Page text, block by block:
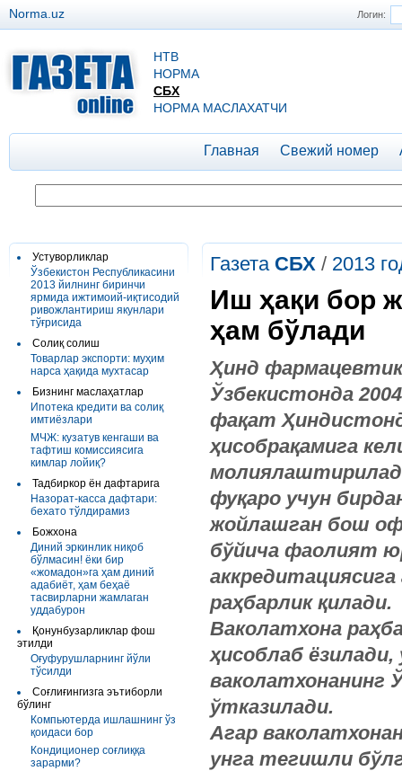
Логин:
Norma.uz
НТВ
НОРМА
СБХ
НОРМА МАСЛАХАТЧИ
Главная Свежий номер
Устуворликлар
Ўзбекистон Республикасини
2013 йилнинг биринчи
ярмида ижтимоий-иқтисодий
ривожлантириш якунлари
тўғрисида
Солиқ солиш
Товарлар экспорти: муҳим
нарса ҳақида мухтасар
Бизнинг маслаҳатлар
Ипотека кредити ва солиқ
имтиёзлари
МЧЖ: кузатув кенгаши ва
тафтиш комиссиясига
кимлар лойиқ?
Тадбиркор ён дафтарига
Назорат-касса дафтари:
бехато тўлдирамиз
Божхона
Диний эркинлик ниқоб
бўлмасин! ёки бир
«жомадон»га ҳам диний
адабиёт, ҳам беҳаё
тасвирларни жамлаган
уддабурон
Қонунбузарликлар фош
этилди
Оғуфурушларнинг йўли
тўсилди
Соғлиғингизга эътиборли
бўлинг
Компьютерда ишлашнинг ўз
қоидаси бор
Кондиционер соғлиққа
зарарми?
Газета СБХ / 2013
Иш ҳақи бор
ҳам бўлади
Ҳинд
Ўзбекистонда
фақат
ҳисобрақамига
фуқаро учун
жойлашган бош
бўйича фаолият
раҳбарлик қилади.
Ваколатхона
ҳисоблаб
ваколатхонанинг
ўтказилади.
Агар
унга тегишли